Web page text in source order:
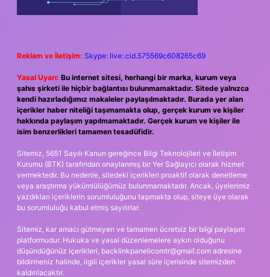
Reklam ve İletişim: Skype: live:.cid.575569c608265c69
Yasal Uyarı: Bu internet sitesi, herhangi bir marka, kurum veya
şahıs şirketi ile hiçbir bağlantısı bulunmamaktadır. Sitede yalnızca
kendi hazırladığımız makaleler paylaşılmaktadır. Burada yer alan
içerikler haber niteliği taşımamakta olup, gerçek kurum ve kişiler
hakkında paylaşım yapılmamaktadır. Gerçek kurum ve kişiler ile
isim benzerlikleri tamamen tesadüfidir.
Sitemiz, 5651 Sayılı Kanun gereğince Bilgi Teknolojileri ve İletişim
Kurumu (BTK) tarafından onaylanmış bir Yer Sağlayıcı olarak hizmet
vermektedir. Bu nedenle, sitedeki içerikleri proaktif olarak denetleme
veya araştırma yükümlülüğümüz bulunmamaktadır. Ancak, üyelerimiz
yazdıkları içeriklerin sorumluluğunu taşımakta olup, siteye üye olarak
bu sorumluluğu kabul etmiş sayılırlar.
Sitemiz, kar amacı gütmeyen ve tamamen ücretsiz bir bilgi paylaşım
platformudur. Hukuka ve yasal düzenlemelere aykırı olduğunu
düşündüğünüz içerikleri, backlinkpanelicomtr@gmail.com adresine
bildirmeniz halinde, ilgili içerikler yasal süre içerisinde sitemizden
kaldırılacaktır.